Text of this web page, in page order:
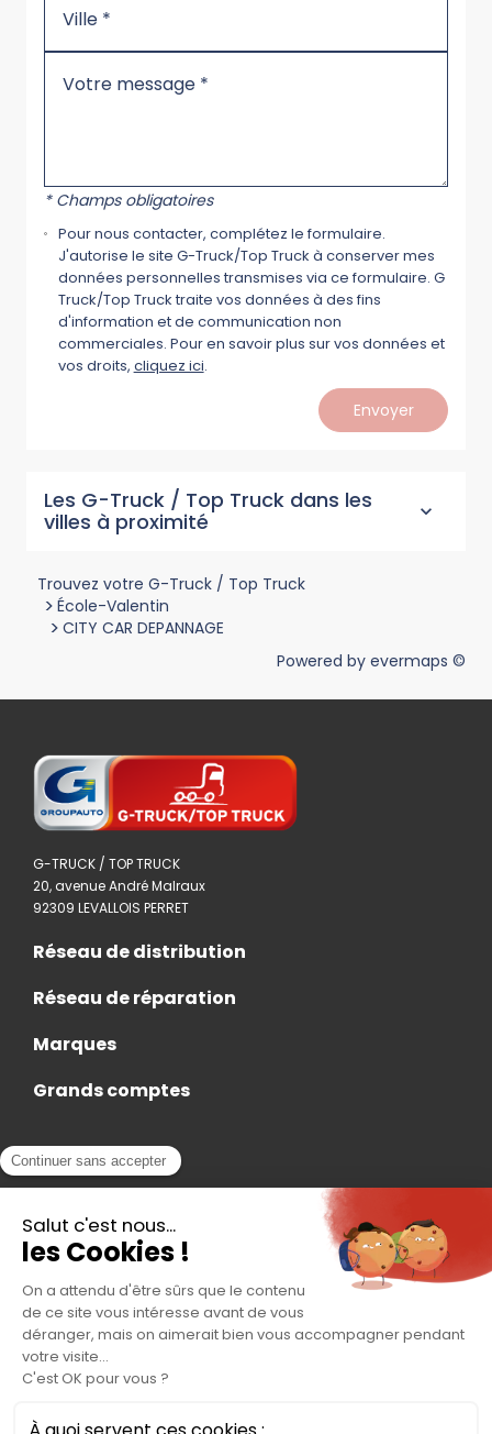
* Champs obligatoires
Pour nous contacter, complétez le formulaire.
J'autorise le site G-Truck/Top Truck à conserver mes
données personnelles transmises via ce formulaire. G
Truck/Top Truck traite vos données à des fins
d'information et de communication non
commerciales. Pour en savoir plus sur vos données et
vos droits, cliquez ici.
Envoyer
Les G-Truck / Top Truck dans les
villes à proximité
Trouvez votre G-Truck / Top Truck
> École-Valentin
> CITY CAR DEPANNAGE
Powered by evermaps ©
G-TRUCK / TOP TRUCK
20, avenue André Malraux
92309 LEVALLOIS PERRET
Réseau de distribution
Réseau de réparation
Marques
Grands comptes
Actualités
Contact
Accès Adhérent